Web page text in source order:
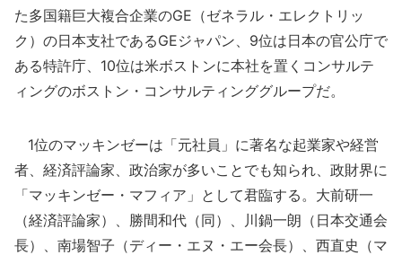
た多国籍巨大複合企業のGE（ゼネラル・エレクトリッ
ク）の日本支社であるGEジャパン、9位は日本の官公庁で
ある特許庁、10位は米ボストンに本社を置くコンサルテ
ィングのボストン・コンサルティンググループだ。
1位のマッキンゼーは「元社員」に著名な起業家や経営
者、経済評論家、政治家が多いことでも知られ、政財界に
「マッキンゼー・マフィア」として君臨する。大前研一
（経済評論家）、勝間和代（同）、川鍋一朗（日本交通会
長）、南場智子（ディー・エヌ・エー会長）、西直史（マ